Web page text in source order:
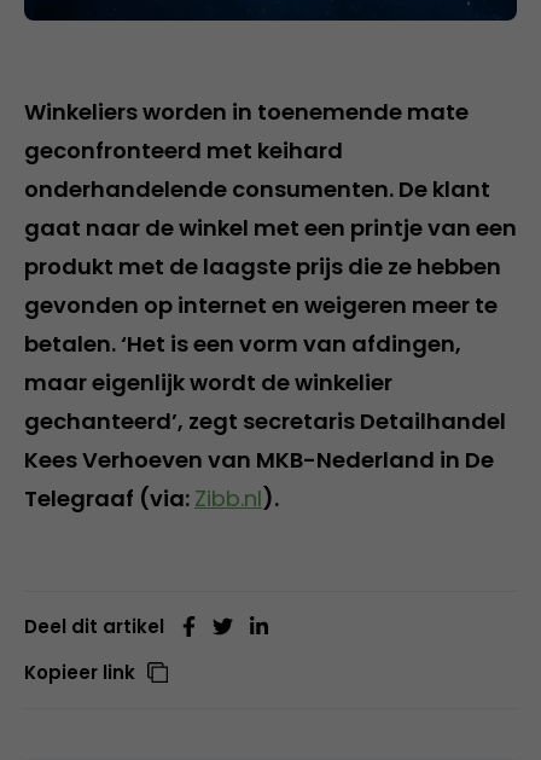
Winkeliers worden in toenemende mate
geconfronteerd met keihard
onderhandelende consumenten. De klant
gaat naar de winkel met een printje van een
produkt met de laagste prijs die ze hebben
gevonden op internet en weigeren meer te
betalen. ‘Het is een vorm van afdingen,
maar eigenlijk wordt de winkelier
gechanteerd’, zegt secretaris Detailhandel
Kees Verhoeven van MKB-Nederland in De
Telegraaf (via: Zibb.nl).
Deel dit artikel
Kopieer link